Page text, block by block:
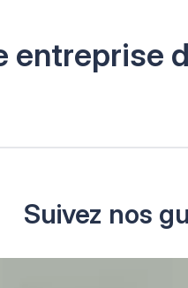
entreprise
Suivez nos